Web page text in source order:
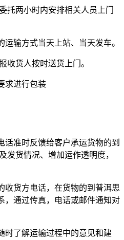
托两小时内安排相关人员上门
输方式当天上站、当天发车。
收货人按时送货上门。
求进行包装
话准时反馈给客户承运货物的到
发货情况、增加运作透明度，
收货方电话，在货物的到普洱思
，通过传真，电话或邮件通知对
时了解运输过程中的意见和建